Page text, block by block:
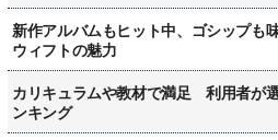
新作アルバムもヒット中、ゴシップも
ウィフトの魅力
カリキュラムや教材で満足 利用者が
ンキング